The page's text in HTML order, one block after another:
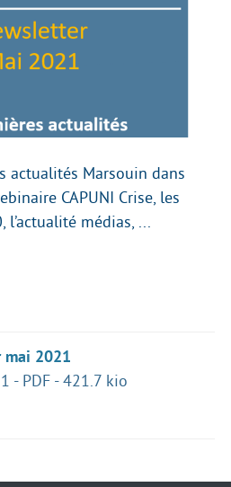
actualités Marsouin dans
CAPUNI Crise, les
médias, ...
mai 2021
- PDF - 421.7 kio